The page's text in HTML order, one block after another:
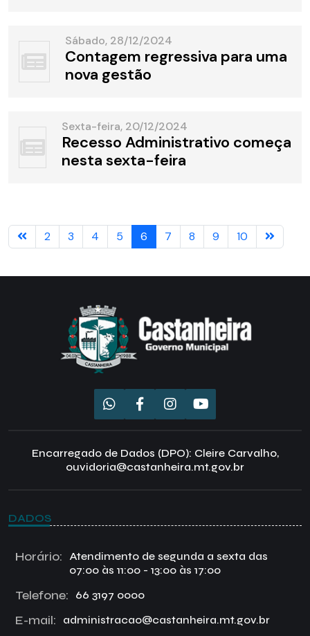
Sábado, 28/12/2024
Contagem regressiva para uma
nova gestão
Sexta-feira, 20/12/2024
Recesso Administrativo começa
nesta sexta-feira
2 3 4 5 6 7 8 9 10
Encarregado de Dados (DPO): Cleire Carvalho,
ouvidoria@castanheira.mt.gov.br
DADOS
Horário:
Atendimento de segunda a sexta das
07:00 às 11:00 - 13:00 às 17:00
Telefone: 66 3197 0000
E-mail: administracao@castanheira.mt.gov.br